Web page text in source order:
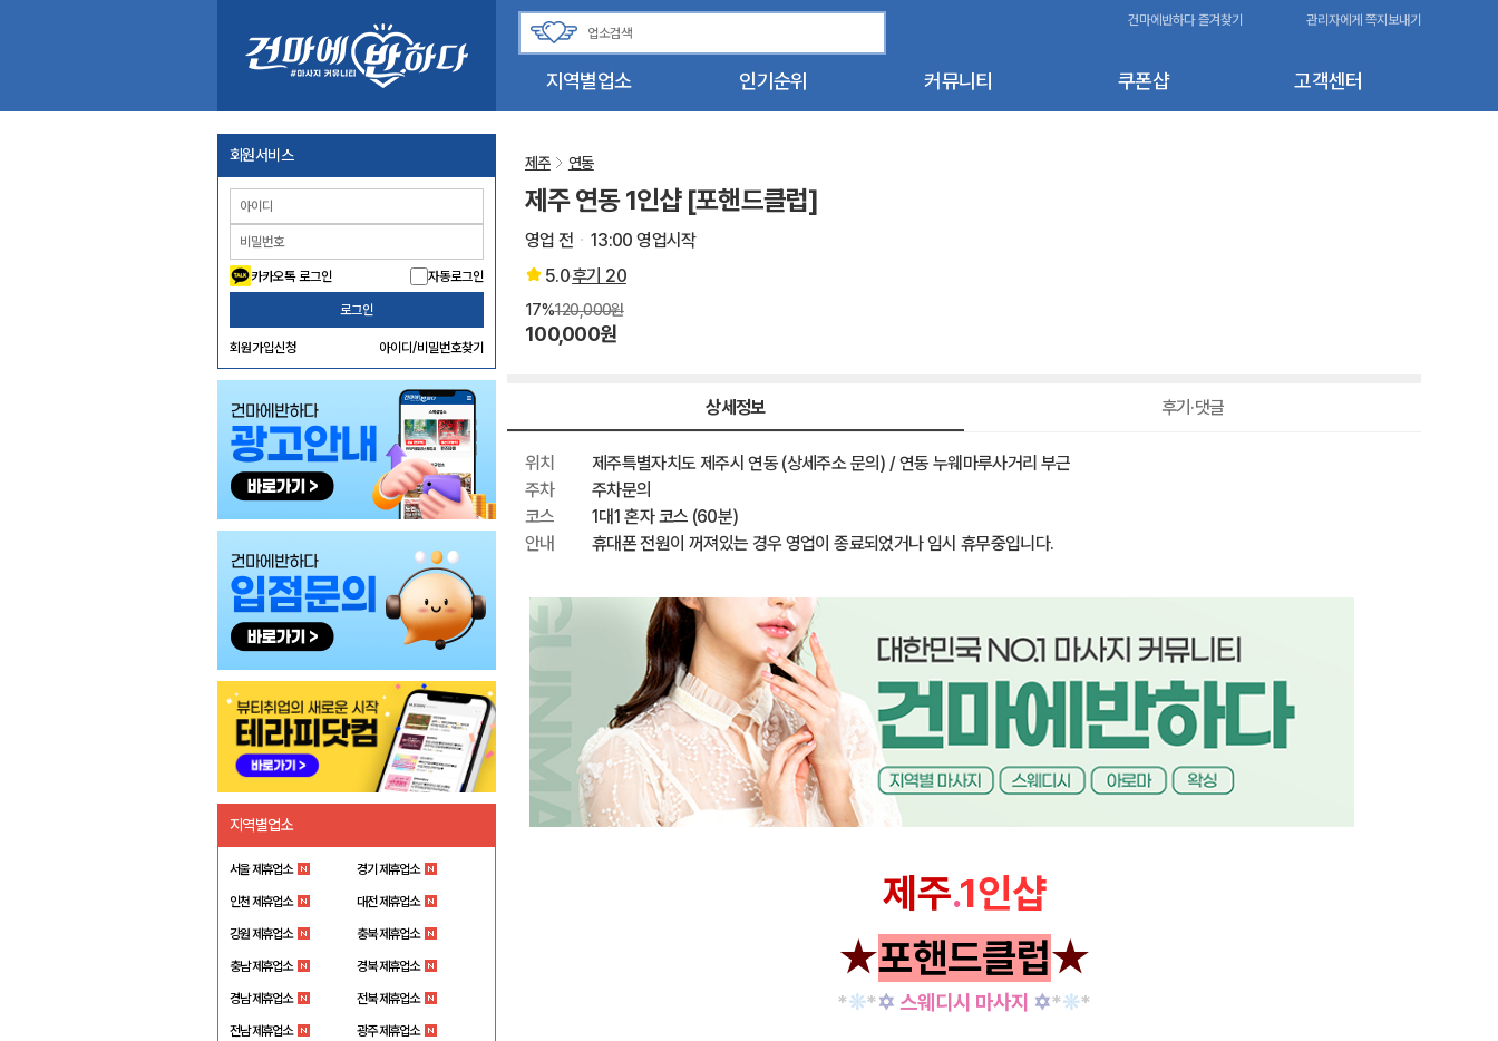
지역별업소 인기순위 커뮤니티 쿠폰샵 고객센터
건마에반하다 즐겨찾기 관리자에게 쪽지보내기
회원서비스
카카오톡 로그인 자동로그인
로그인
회원가입신청 아이디/비밀번호찾기
지역별업소
서울 제휴업소 경기 제휴업소
인천 제휴업소 대전 제휴업소
강원 제휴업소 충북 제휴업소
충남 제휴업소 경북 제휴업소
경남 제휴업소 전북 제휴업소
전남 제휴업소 광주 제휴업소
제주 연동
제주 연동 1인샵 [포핸드클럽]
영업 전
13:00 영업시작
5.0후기 20
17%120,000원
100,000원
상세정보 후기·댓글
위치
제주특별자치도 제주시 연동 (상세주소 문의) / 연동 누웨마루사거리 부근
주차
주차문의
코스
1대1 혼자 코스 (60분)
안내
휴대폰 전원이 꺼져있는 경우 영업이 종료되었거나 임시 휴무중입니다.
제주.1인샵
★포핸드클럽★
*❊*✡ 스웨디시 마사지 ✡*❊*